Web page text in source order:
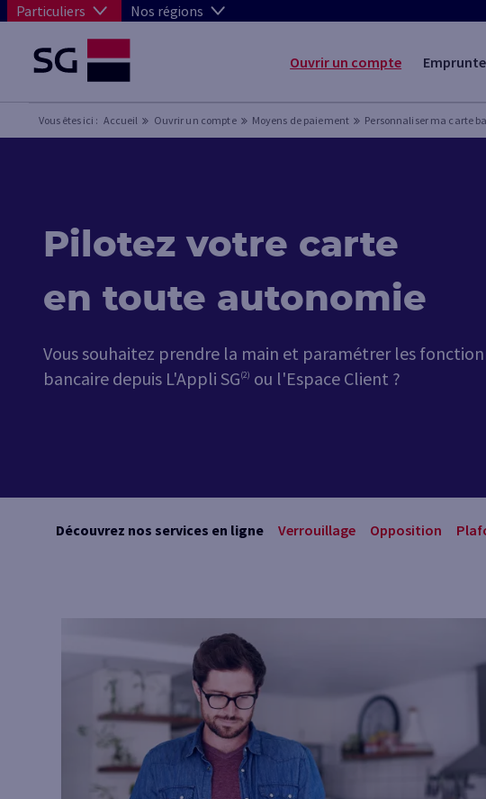
Particuliers Nos régions
Ouvrir un compte
Vous êtes ici : Accueil Ouvrir un compte Moyens de paiement Personnaliser ma carte
Pilotez votre carte
en toute autonomie
Vous souhaitez prendre la main et paramétrer les
bancaire depuis L'Appli SG(2) ou l'Espace Client ?
Découvrez nos services en ligne Verrouillage Opposition